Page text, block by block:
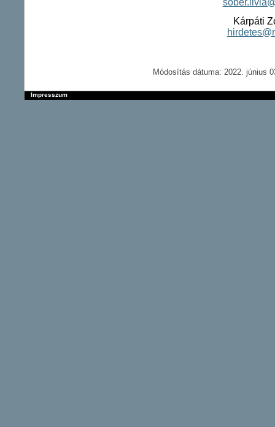
Kárpáti
Módosítás dátuma: 2022. június
Impresszum